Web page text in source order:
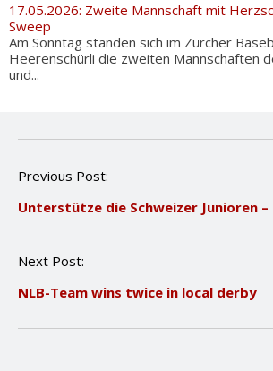
17.05.2026: Zweite Mannschaft mit
Sweep
Am Sonntag standen sich im Zürcher
Heerenschürli die zweiten Mannschaften
und...
P
s
a
i
Previous Post:
Unterstütze die Schweizer Junioren
Next Post:
NLB-Team wins twice in local derby